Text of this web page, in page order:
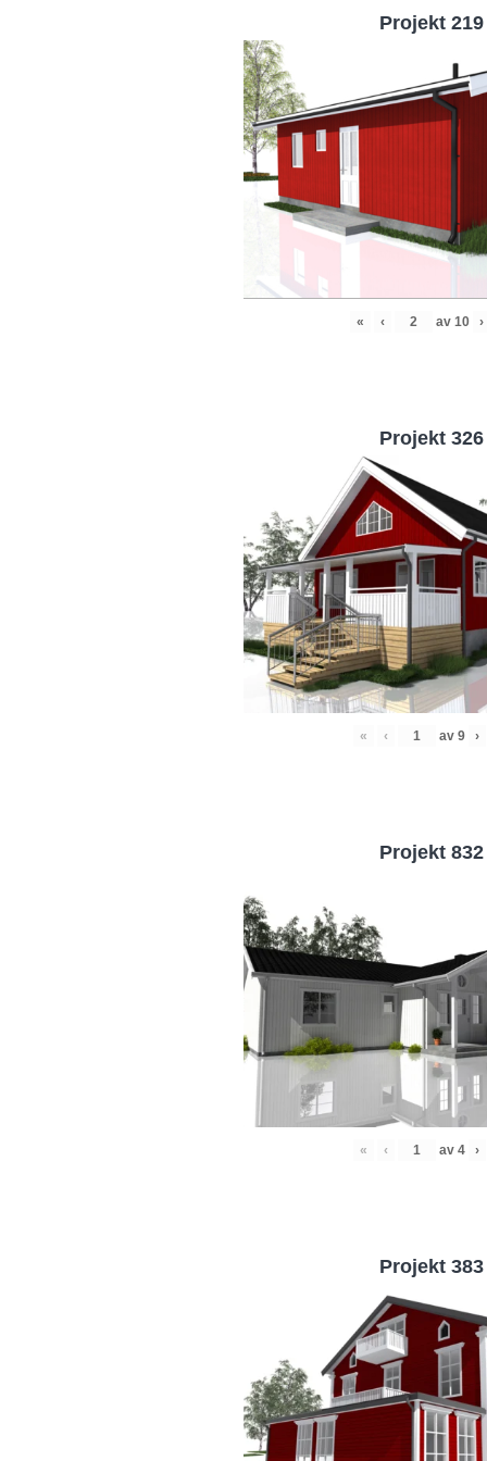
Projekt 219
« ‹ av 10 ›
Projekt 326
« ‹ av 9 ›
Projekt 832
« ‹ av 4 ›
Projekt 383